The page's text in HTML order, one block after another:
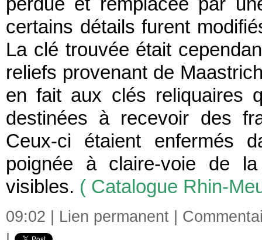
certains détails furent
La clé trouvée était
reliefs provenant de
en fait aux clés reliquaires
destinées à recevoir des
Ceux-ci étaient enfermés
poignée à claire-voie de
visibles. ( Catalogue Rhin-
09:02 | Lien permanent